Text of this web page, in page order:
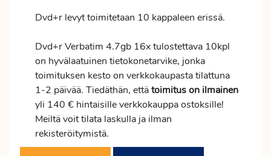
Dvd+r levyt toimitetaan 10 kappaleen erissä.
Dvd+r Verbatim 4.7gb 16x tulostettava 10kpl
on hyvälaatuinen tietokonetarvike, jonka
toimituksen kesto on verkkokaupasta tilattuna
1-2 päivää. Tiedäthän, ettätoimituson ilmainen
yli 140 € hintaisille verkkokauppa ostoksille!
Meiltä voit tilata laskulla ja ilman
rekisteröitymistä.